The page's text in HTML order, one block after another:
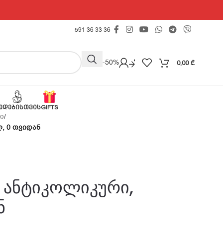
591 36 33 36
Outlet -50% 0,00 ₾
GIFTS
/
0 თვიდან